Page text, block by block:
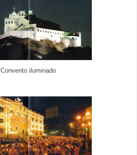
Convento iluminado